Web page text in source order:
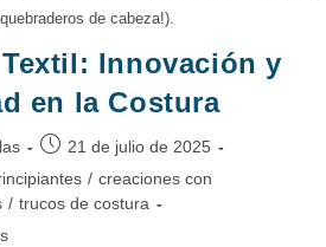
quebraderos de cabeza!).
Innovación y
en la Costura
Publicación
de
21 de julio de 2025
/ creaciones con
/ trucos de costura